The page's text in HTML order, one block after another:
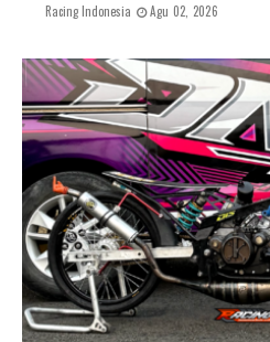
Racing Indonesia Agu 02, 2026